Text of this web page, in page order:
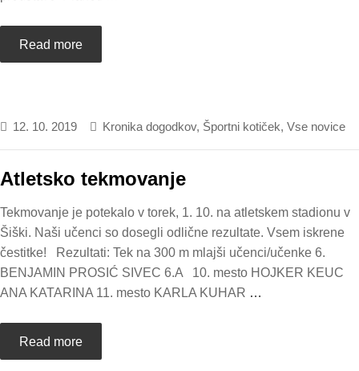
Read more
12. 10. 2019 Kronika dogodkov, Športni kotiček, Vse novice
Atletsko tekmovanje
Tekmovanje je potekalo v torek, 1. 10. na atletskem stadionu v
Šiški. Naši učenci so dosegli odlične rezultate. Vsem iskrene
čestitke! Rezultati: Tek na 300 m mlajši učenci/učenke 6.
BENJAMIN PROSIĆ SIVEC 6.A 10. mesto HOJKER KEUC
ANA KATARINA 11. mesto KARLA KUHAR …
Read more